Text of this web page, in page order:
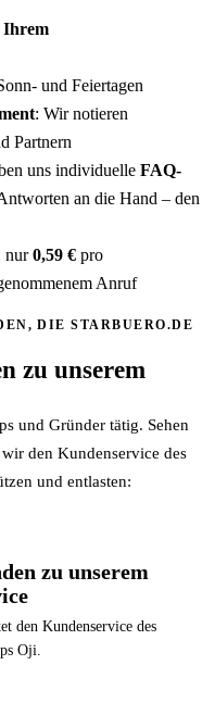
Ihrem
und Feiertagen
: Wir notieren
Partnern
uns individuelle FAQ-
an die Hand – den
nur0,59 € pro
Anruf
DIE STARBUERO.DE
zu unserem
und Gründer tätig. Sehen
den Kundenservice des
und entlasten:
zu unserem
den Kundenservice des
Oji.